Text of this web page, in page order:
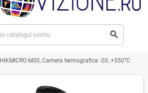
search
HIKMICRO M30, Camera termografica -20..+550°C